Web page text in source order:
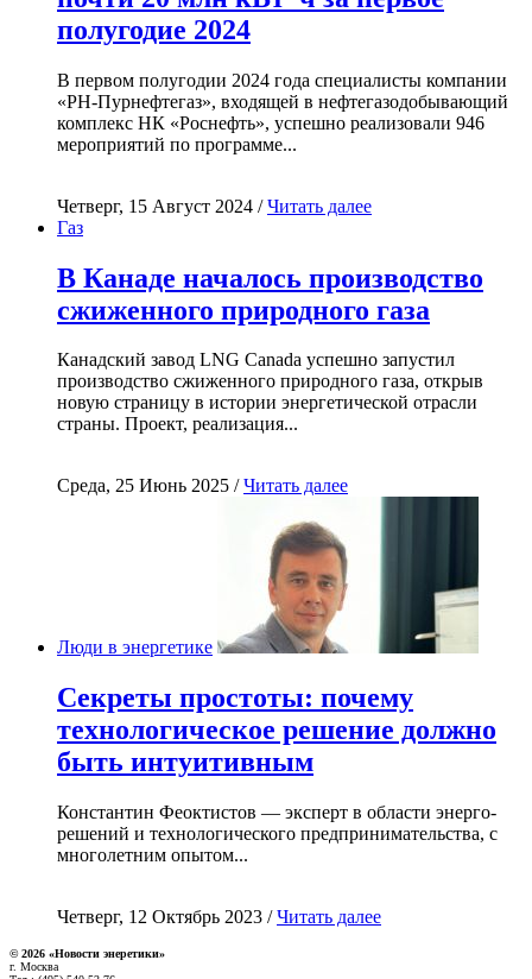
полугодие 2024
В первом полугодии 2024 года специалисты компании
«РН-Пурнефтегаз», входящей в нефтегазодобывающий
комплекс НК «Роснефть», успешно реализовали 946
мероприятий по программе...
Четверг, 15 Август 2024 /Читать далее
Газ
В Канаде началось производство
сжиженного природного газа
Канадский завод LNG Canada успешно запустил
производство сжиженного природного газа, открыв
новую страницу в истории энергетической отрасли
страны. Проект, реализация...
Среда, 25 Июнь 2025 /Читать далее
Люди в энергетике
Секреты простоты: почему
технологическое решение должно
быть интуитивным
Константин Феоктистов — эксперт в области энерго-
решений и технологического предпринимательства, с
многолетним опытом...
Четверг, 12 Октябрь 2023 /Читать далее
© 2026 «Новости энеретики»
г. Москва